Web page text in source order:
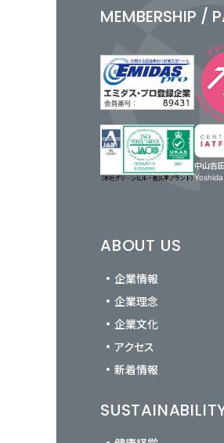
MEMBERSHIP /
中山吉
ABOUT US
企業情報
企業理念
企業文化
アクセス
新着情報